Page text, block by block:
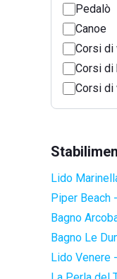
Pedalò
Canoe
Corsi di
Corsi di
Corsi di
Lido
Piper Beach
Bagno
Bagno Le
Lido Venere